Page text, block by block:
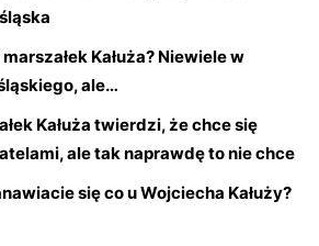
Kałuża? Niewiele w
ale…
Kałuża twierdzi, że chce się
ale tak naprawdę to nie chce
się co u Wojciecha Kałuży?